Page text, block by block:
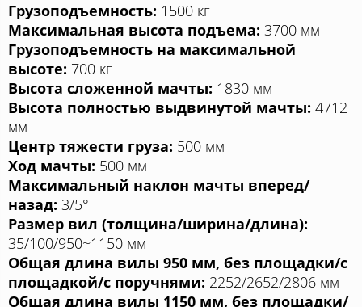
Грузоподъемность: 1500 кг
Максимальная высота подъема: 3700 мм
Грузоподъемность на максимальной
высоте: 700 кг
Высота сложенной мачты: 1830 мм
Высота полностью выдвинутой мачты: 4712
мм
Центр тяжести груза: 500 мм
Ход мачты: 500 мм
Максимальный наклон мачты вперед/
назад: 3/5°
Размер вил (толщина/ширина/длина):
35/100/950~1150 мм
Общая длина вилы 950 мм, без площадки/с
площадкой/с поручнями: 2252/2652/2806 мм
Общая длина вилы 1150 мм, без площадки/